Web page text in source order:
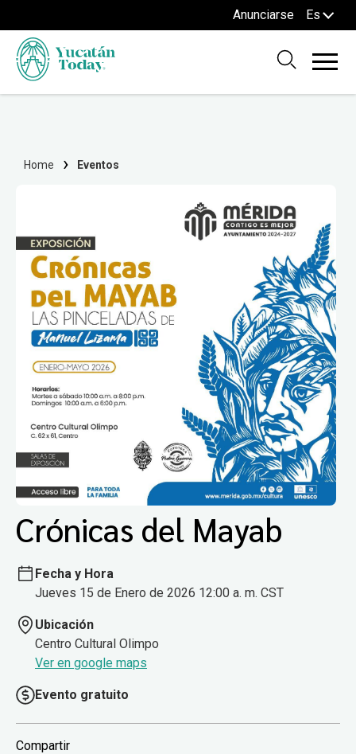
Anunciarse Es
Home Eventos
Crónicas del Mayab
Fecha y Hora
Jueves 15 de Enero de 2026 12:00 a. m. CST
Ubicación
Centro Cultural Olimpo
Ver en google maps
Evento gratuito
Compartir